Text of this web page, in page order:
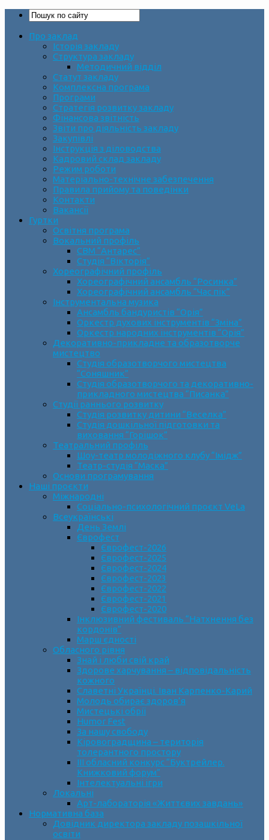
Про заклад
Історія закладу
Структура закладу
Методичний відділ
Статут закладу
Комплексна програма
Програми
Стратегія розвитку закладу
Фінансова звітність
Звіти про діяльність закладу
Закупівлі
Інструкція з діловодства
Кадровий склад закладу
Режим роботи
Матеріально-технічне забезпечення
Правила прийому та поведінки
Контакти
Вакансії
Гуртки
Освітня програма
Вокальний профіль
СВМ “Антарес”
Студія “Вікторія”
Хореографічний профіль
Хореографічний ансамбль “Росинка”
Хореографічний ансамбль “Час пік”
Інструментальна музика
Ансамбль бандуристів “Орія”
Оркестр духових інструментів “Зміна”
Оркестр народних інструментів “Орія”
Декоративно-прикладне та образотворче
мистецтво
Cтудія образотворчого мистецтва
“Соняшник”
Студія образотворчого та декоративно-
прикладного мистецтва “Писанка”
Студії раннього розвитку
Студія розвитку дитини “Веселка”
Студія дошкільної підготовки та
виховання “Горішок”
Театральний профіль
Шоу-театр молодіжного клубу “Імідж”
Театр-студія “Маска”
Основи програмування
Наші проєкти
Міжнародні
Соціально-психологічний проєкт VeLa
Всеукраїнські
День Землі
Єврофест
Єврофест-2026
Єврофест-2025
Єврофест-2024
Єврофест-2023
Єврофест-2022
Єврофест-2021
Єврофест-2020
Інклюзивний фестиваль “Натхнення без
кордонів”
Марш єдності
Обласного рівня
Знай і люби свій край
Здорове харчування – відповідальність
кожного
Славетні Українці. Іван Карпенко-Карий
Молодь обирає здоров’я
Мистецькі обрії
Humor Fest
За нашу свободу
Кіровоградщина – територія
толерантного простору
ІII обласний конкурс “Буктрейлер.
Книжковий форум”
Інтелектуальні ігри
Локальні
Арт-лабораторія «Життєвих завдань»
Нормативна база
Довідник директора закладу позашкільної
освіти